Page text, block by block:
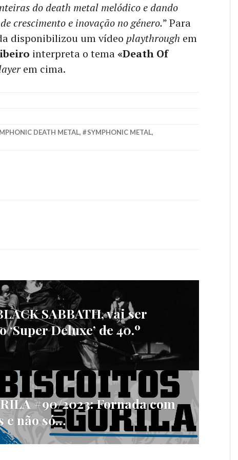
do death metal melódico e dando
crescimento e inovação no género.” Para
disponibilizou um vídeo playthrough em
interpreta o tema«Death Of
em cima.
DEATH METAL, SYMPHONIC METAL,
SABBATH, vai ser
Deluxe’ de 40.º
#90/2023: Fornada com
e não só…